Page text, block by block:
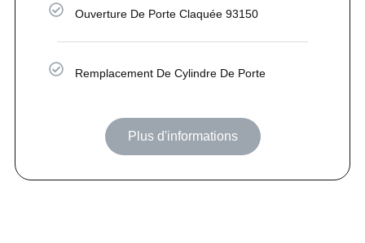
Ouverture De Porte Claquée 93150
Remplacement De Cylindre De Porte
Plus d'informations